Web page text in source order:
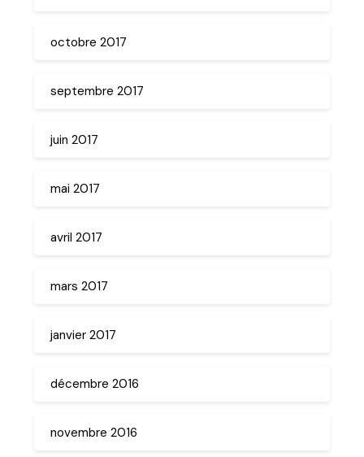
octobre 2017
septembre 2017
juin 2017
mai 2017
avril 2017
mars 2017
janvier 2017
décembre 2016
novembre 2016